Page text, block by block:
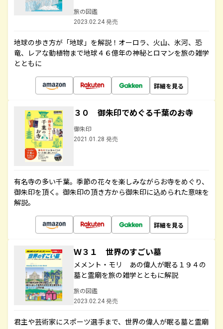
旅の図鑑
2023.02.24 発売
地球の歩き方が「地球」を解説！オーロラ、火山、氷河、恐
竜、レアな動植物まで地球４６億年の神秘とロマンを旅の雑学
とともに
詳細を見る
３０ 御朱印でめぐる千葉のお寺
御朱印
2021.01.28 発売
有名寺の多い千葉。季節の花々を楽しみながらお寺をめぐり、
御朱印を頂く。御朱印の頂き方から御朱印に込められた意味を
解説。
詳細を見る
Ｗ３１ 世界のすごい墓
メメント・モリ あの偉人が眠る１９４の
墓と霊廟を旅の雑学とともに解説
旅の図鑑
2023.02.24 発売
君主や芸術家にスポーツ選手まで、世界の偉人が眠る墓と霊廟